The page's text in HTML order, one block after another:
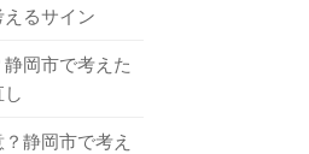
るサイン
岡市で考えた
静岡市で考え